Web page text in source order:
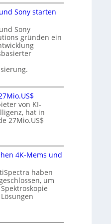
Sony starten
Sony
gründen ein
von KI-
hat in
27Mio.US$
4K-Mems und
haben
um